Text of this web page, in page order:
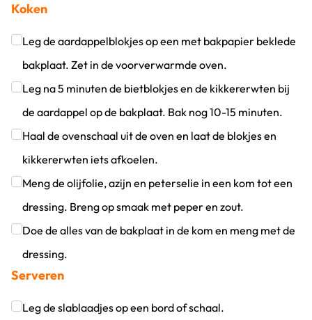
Klik om dit selectievakje aan te vinken
Koken
Leg de aardappelblokjes op een met bakpapier beklede
bakplaat. Zet in de voorverwarmde oven.
Klik om dit selectievakje aan te vinken
Leg na 5 minuten de bietblokjes en de kikkererwten bij
de aardappel op de bakplaat. Bak nog 10-15 minuten.
Klik om dit selectievakje aan te vinken
Haal de ovenschaal uit de oven en laat de blokjes en
kikkererwten iets afkoelen.
Klik om dit selectievakje aan te vinken
Meng de olijfolie, azijn en peterselie in een kom tot een
dressing. Breng op smaak met peper en zout.
Klik om dit selectievakje aan te vinken
Doe de alles van de bakplaat in de kom en meng met de
dressing.
Klik om dit selectievakje aan te vinken
Serveren
Leg de slablaadjes op een bord of schaal.